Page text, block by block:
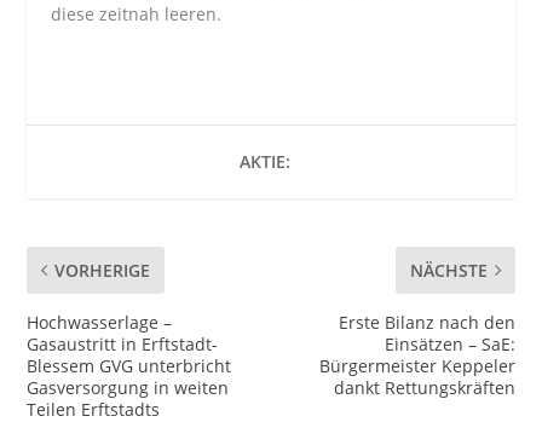
diese zeitnah leeren.
AKTIE:
VORHERIGE
Hochwasserlage –
Gasaustritt in Erftstadt-
Blessem GVG unterbricht
Gasversorgung in weiten
Teilen Erftstadts
NÄCHSTE
Erste Bilanz nach den
Einsätzen – SaE:
Bürgermeister Keppeler
dankt Rettungskräften